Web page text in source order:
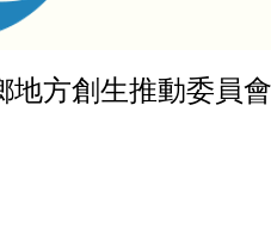
方創生推動委員